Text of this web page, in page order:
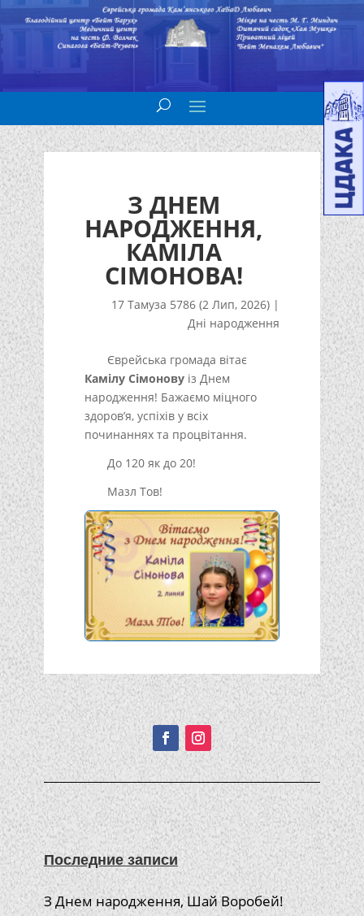
З ДНЕМ
НАРОДЖЕННЯ,
КАМІЛА
СІМОНОВА!
17 Тамуза 5786 (2 Лип, 2026) |
Дні народження
Єврейська громада вітає
Камілу Сімоновуіз Днем
народження! Бажаємо міцного
здоров’я, успіхів у всіх
починаннях та процвітання.
До 120 як до 20!
Мазл Тов!
Подписывайтесь!
Последние записи
З Днем народження, Шай Воробей!